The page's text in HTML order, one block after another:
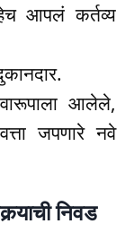
आपलं कर्तव्य
आलेले,
जपणारे नवे
निवड